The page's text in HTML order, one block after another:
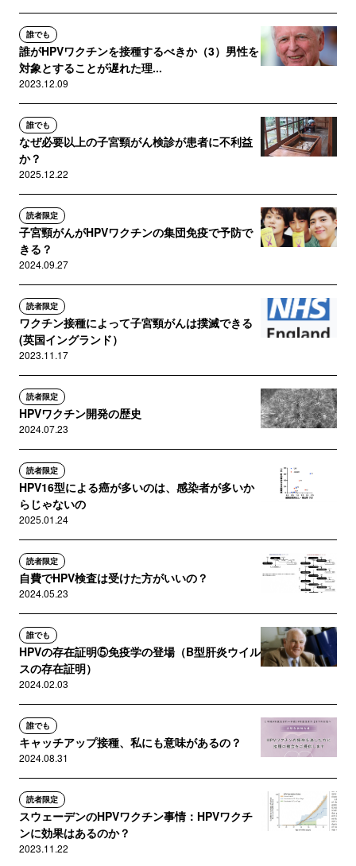
誰でも
誰がHPVワクチンを接種するべきか（3）男性を
対象とすることが遅れた理...
2023.12.09
誰でも
なぜ必要以上の子宮頸がん検診が患者に不利益
か？
2025.12.22
読者限定
子宮頸がんがHPVワクチンの集団免疫で予防で
きる？
2024.09.27
読者限定
ワクチン接種によって子宮頸がんは撲滅できる
(英国イングランド）
2023.11.17
読者限定
HPVワクチン開発の歴史
2024.07.23
読者限定
HPV16型による癌が多いのは、感染者が多いか
らじゃないの
2025.01.24
読者限定
自費でHPV検査は受けた方がいいの？
2024.05.23
誰でも
HPVの存在証明⑤免疫学の登場（B型肝炎ウイル
スの存在証明）
2024.02.03
誰でも
キャッチアップ接種、私にも意味があるの？
2024.08.31
読者限定
スウェーデンのHPVワクチン事情：HPVワクチ
ンに効果はあるのか？
2023.11.22